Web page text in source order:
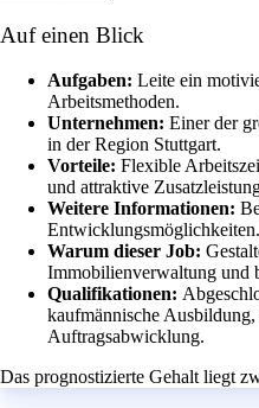
Auf einen Blick
Aufgaben: Leite ein
Arbeitsmethoden.
Unternehmen: Einer der
in der Region Stuttgart.
Vorteile: Flexible
und attraktive
Weitere Informationen:
Entwicklungsmöglichkeiten.
Warum dieser Job:
Immobilienverwaltung und
Qualifikationen:
kaufmännische
Auftragsabwicklung.
Das prognostizierte Gehalt liegt